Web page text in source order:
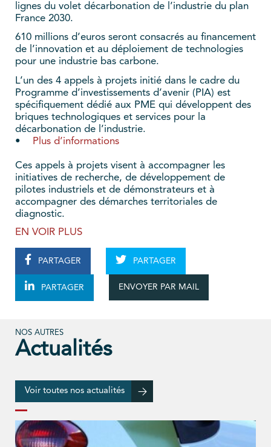
lignes du volet décarbonation de l’industrie du plan
France 2030.
610 millions d’euros seront consacrés au financement
de l’innovation et au déploiement de technologies
pour une industrie bas carbone.
L’un des 4 appels à projets initié dans le cadre du
Programme d’investissements d’avenir (PIA) est
spécifiquement dédié aux PME qui développent des
briques technologiques et services pour la
décarbonation de l’industrie.
•
Plus d’informations
Ces appels à projets visent à accompagner les
initiatives de recherche, de développement de
pilotes industriels et de démonstrateurs et à
accompagner des démarches territoriales de
diagnostic.
EN VOIR PLUS
PARTAGER PARTAGER
PARTAGER ENVOYER PAR MAIL
NOS AUTRES
Actualités
Voir toutes nos actualités